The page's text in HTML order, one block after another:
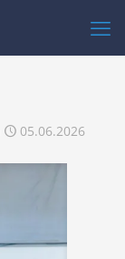
05.06.2026